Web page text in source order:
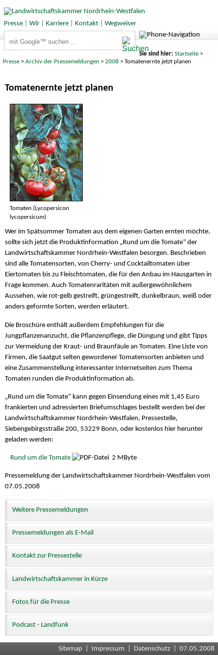
Presse| Wir| Karriere| Kontakt| Wegweiser
Sie sind hier: Startseite>
Presse >Archiv der Pressemeldungen > 2008 > Tomatenernte jetzt planen
Tomatenernte jetzt planen
Tomaten (Lycopersicon
lycopersicum)
Wer im Spätsommer Tomaten aus dem eigenen Garten ernten möchte,
sollte sich jetzt die Produktinformation „Rund um die Tomate“ der
Landwirtschaftskammer Nordrhein-Westfalen besorgen. Beschrieben
sind alle Tomatensorten, von Cherry- und Cocktailtomaten über
Eiertomaten bis zu Fleischtomaten, die für den Anbau im Hausgarten in
Frage kommen. Auch Tomatenraritäten mit außergewöhnlichem
Aussehen, wie rot-gelb gestreift, grüngestreift, dunkelbraun, weiß oder
anders geformte Sorten, werden erläutert.
Die Broschüre enthält außerdem Empfehlungen für die
Jungpflanzenanzucht, die Pflanzenpflege, die Düngung und gibt Tipps
zur Vermeidung der Kraut- und Braunfäule an Tomaten. Eine Liste von
Firmen, die Saatgut selten gewordener Tomatensorten anbieten und
eine Zusammenstellung interessanter Internetseiten zum Thema
Tomaten runden die Produktinformation ab.
„Rund um die Tomate“ kann gegen Einsendung eines mit 1,45 Euro
frankierten und adressierten Briefumschlages bestellt werden bei der
Landwirtschaftskammer Nordrhein-Westfalen, Pressestelle,
Siebengebirgsstraße 200, 53229 Bonn, oder kostenlos hier herunter
geladen werden:
Rund um die Tomate 2 MByte
Pressemeldung der Landwirtschaftskammer Nordrhein-Westfalen vom
07.05.2008
Weitere Pressemeldungen
Pressemeldungen als E-Mail
Kontakt zur Pressestelle
Landwirtschaftskammer in Kürze
Fotos für die Presse
Podcast - Landfunk
Sitemap Impressum Datenschutz | 07.05.2008